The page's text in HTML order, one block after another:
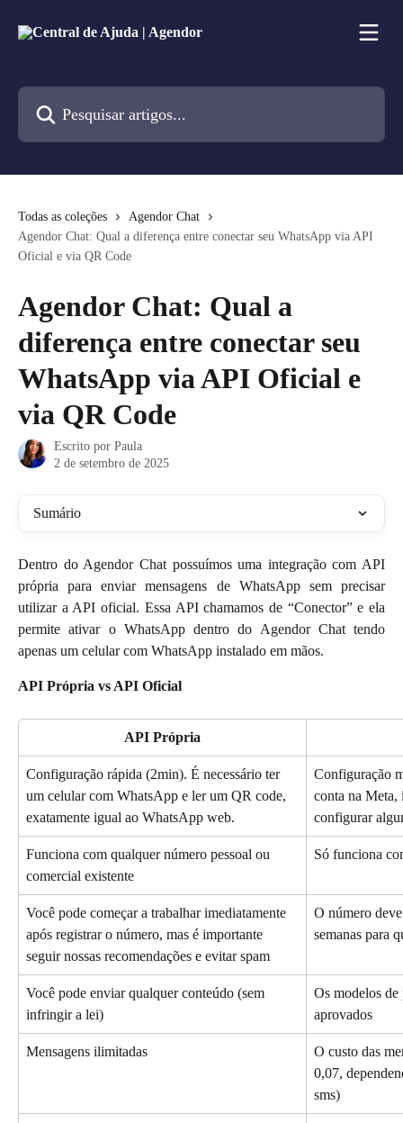
Todas as coleções
Agendor Chat
Agendor Chat: Qual a diferença entre conectar seu WhatsApp via API
Oficial e via QR Code
Agendor Chat: Qual a
diferença entre conectar seu
WhatsApp via API Oficial e
via QR Code
Escrito por Paula
2 de setembro de 2025
Sumário
Dentro do Agendor Chat possuímos uma integração com API
própria para enviar mensagens de WhatsApp sem precisar
utilizar a API oficial. Essa API chamamos de “Conector” e ela
permite ativar o WhatsApp dentro do Agendor Chat tendo
apenas um celular com WhatsApp instalado em mãos.
API Própria vs API Oficial
API Própria
Configuração rápida (2min). É necessário ter
um celular com WhatsApp e ler um QR code,
exatamente igual ao WhatsApp web.
Configuração
conta na
configurar
Funciona com qualquer número pessoal ou
comercial existente
Só funciona
Você pode começar a trabalhar imediatamente
após registrar o número, mas é importante
seguir nossas recomendações e evitar spam
O número
semanas para
Você pode enviar qualquer conteúdo (sem
infringir a lei)
Os modelos de
aprovados
Mensagens ilimitadas
O custo das
0,07,
sms)